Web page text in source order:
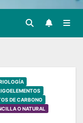
DE CARBONO
O NATURAL